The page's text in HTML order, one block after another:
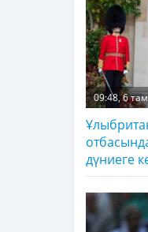
09:48, 6
дүниеге